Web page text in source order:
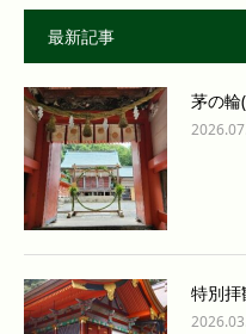
最新記事
茅の輪
特別拝